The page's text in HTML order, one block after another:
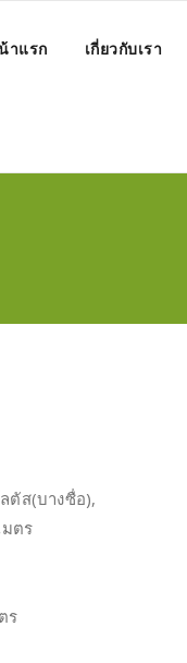
าแรก เกี่ยวกับเรา
ตัส(บางซื่อ),
ตร
ร